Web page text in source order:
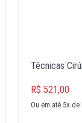
Técnicas
R$ 521,00
Ou em até 5x de